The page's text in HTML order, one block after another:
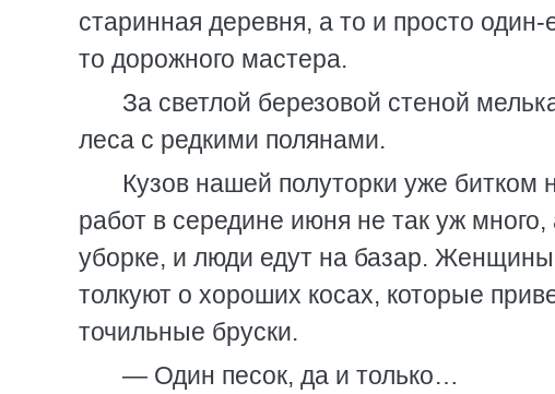
старинная деревня, а то и просто
то дорожного мастера.
За светлой березовой стеной
леса с редкими полянами.
Кузов нашей полуторки уже битком
работ в середине июня не так уж много,
уборке, и люди едут на базар.
толкуют о хороших косах, которые
точильные бруски.
— Один песок, да и только…